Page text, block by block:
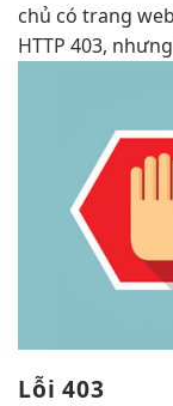
chủ có trang
HTTP 403,
Lỗi 403